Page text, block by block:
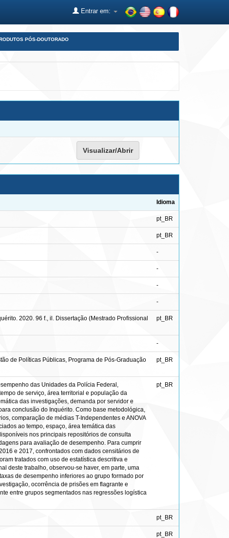
Entrar em:
PÓS-DOUTORADO
Visualizar/Abrir
Idioma
pt_BR
pt_BR
-
-
-
-
2020. 96 f., il. Dissertação (Mestrado Profissional
pt_BR
-
de Políticas Públicas, Programa de Pós-Graduação
pt_BR
das Unidades da Polícia Federal,
de serviço, área territorial e população da
das investigações, demanda por servidor e
conclusão do Inquérito. Como base metodológica,
comparação de médias T-Independentes e ANOVA
ao tempo, espaço, área temática das
nos principais repositórios de consulta
para avaliação de desempenho. Para cumprir
e 2017, confrontados com dados censitários de
tratados com uso de estatística descritiva e
deste trabalho, observou-se haver, em parte, uma
de desempenho inferiores ao grupo formado por
ocorrência de prisões em flagrante e
entre grupos segmentados nas regressões logística
pt_BR
pt_BR
pt_BR